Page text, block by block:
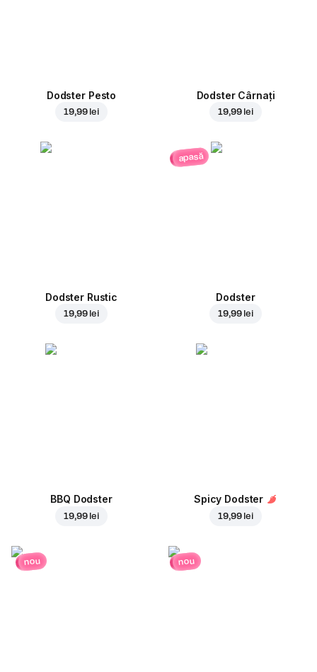
Dodster Pesto
19,99 lei
Dodster Cârnați
19,99 lei
Dodster Rustic
19,99 lei
apasă
Dodster
19,99 lei
BBQ Dodster
19,99 lei
Spicy Dodster
19,99 lei
nou nou